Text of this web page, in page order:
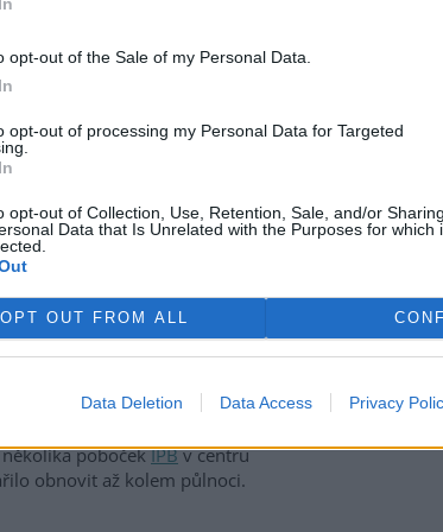
opt-out of the Sale of my Personal Data.
opt-out of processing my Personal Data for Targeted
opt-out of Collection, Use, Retention, Sale, and/or Sharing
Data that Is Unrelated with the Purposes for which
OPT OUT FROM ALL
Data Deletion Data Access Privacy
EkoListu
úterý 26. září, kdy se
anarchisté a mladí
centrum
zasedání
. Demonstranti se
skončil na Nuselském
pod Vyšehrad. V
dav zaútočil dlažebními
lahvemi na policisty, kteří
snažili zabránit. Pouliční
kdy profesionální
zničili výlohy a vybavení
a rozbily výlohy
pobočekIPBv centru
obnovit až kolem půlnoci.